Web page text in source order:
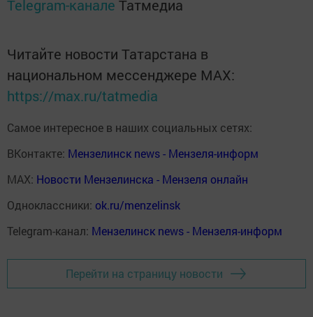
Telegram-канале Татмедиа
Читайте новости Татарстана в
национальном мессенджере MАХ:
https://max.ru/tatmedia
Самое интересное в наших социальных сетях:
ВКонтакте: Мензелинск news - Мензеля-информ
MAX: Новости Мензелинска - Мензеля онлайн
Одноклассники: ok.ru/menzelinsk
Telegram-канал: Мензелинск news - Мензеля-информ
Перейти на страницу новости